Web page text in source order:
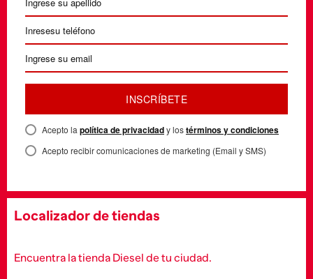
INSCRÍBETE
Acepto la política de privacidady lostérminos y condiciones
Acepto recibir comunicaciones de marketing (Email y SMS)
Localizador de tiendas
Encuentra la tienda Diesel de tu ciudad.